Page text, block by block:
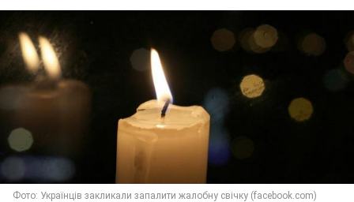
Фото: Українців закликали запалити жалобну свічку (facebook.com)